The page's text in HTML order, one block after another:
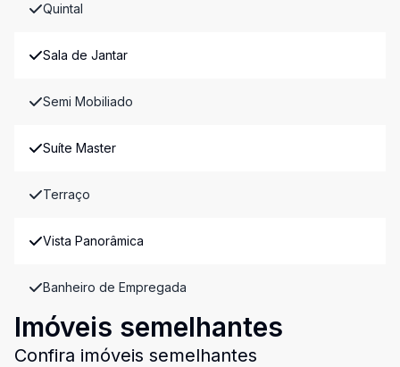
Quintal
Sala de Jantar
Semi Mobiliado
Suíte Master
Terraço
Vista Panorâmica
Banheiro de Empregada
Imóveis semelhantes
Confira imóveis semelhantes